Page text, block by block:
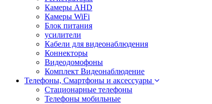
Камеры AHD
Камеры WiFi
Блок питания
усилители
Кабели для видеонаблюдения
Коннекторы
Видеодомофоны
Комплект Видеонаблюдение
Телефоны, Смартфоны и аксессуары
Стационарные телефоны
Телефоны мобильные